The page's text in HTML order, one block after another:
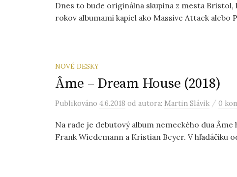
Dnes to bude originálna skupina z mesta
rokov albumami kapiel ako Massive Attack alebo
NOVÉ DESKY
Âme – Dream House (2018)
Publikováno 4.6.2018 od autora: Martin Slávik / 0
Na rade je debutový album nemeckého dua
Frank Wiedemann a Kristian Beyer. V hľadáčiku